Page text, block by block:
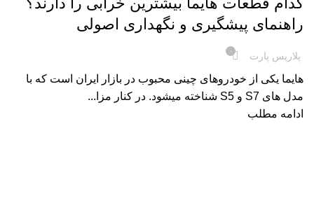
راهنمای پیشگیری و نگهداری اصولی
پلاریس پارت ۰
هایما یکی از خودروهای چینی محبوب در بازار ایران است که با
مدل‌ های S7 و S5 شناخته میشود. در کنار مزا...
ادامه مطلب